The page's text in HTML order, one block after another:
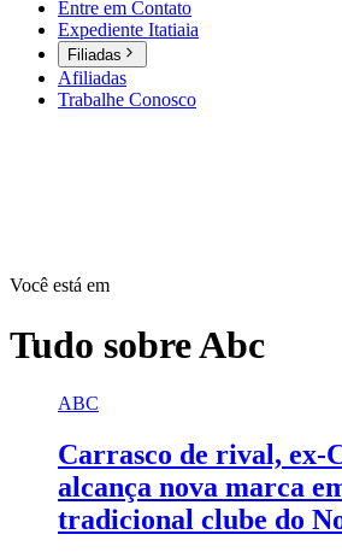
Entre em Contato
Expediente Itatiaia
Filiadas
Afiliadas
Trabalhe Conosco
Você está em
Tudo sobreAbc
ABC
Carrasco de rival, ex-
alcança nova marca
tradicional clube do